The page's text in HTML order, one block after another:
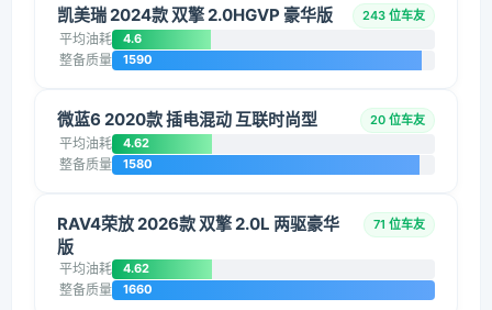
凯美瑞 2024款 双擎 2.0HGVP 豪华版 243 位车友
平均油耗 4.6
整备质量 1590
微蓝6 2020款 插电混动 互联时尚型 20 位车友
平均油耗 4.62
整备质量 1580
RAV4荣放 2026款 双擎 2.0L 两驱豪华
版
71 位车友
平均油耗 4.62
整备质量 1660